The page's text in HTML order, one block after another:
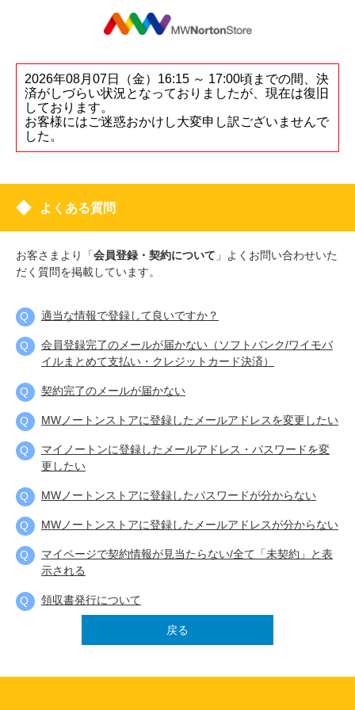
2026年08月07日（金）16:15 ～ 17:00頃までの間、決
済がしづらい状況となっておりましたが、現在は復旧
しております。
お客様にはご迷惑おかけし大変申し訳ございませんで
した。
よくある質問
お客さまより「会員登録・契約について 」よくお問い合わせいた
だく質問を掲載しています。
適当な情報で登録して良いですか？
会員登録完了のメールが届かない（ソフトバンク/ワイモバ
イルまとめて支払い・クレジットカード決済）
契約完了のメールが届かない
MWノートンストアに登録したメールアドレスを変更したい
マイノートンに登録したメールアドレス・パスワードを変
更したい
MWノートンストアに登録したパスワードが分からない
MWノートンストアに登録したメールアドレスが分からない
マイページで契約情報が見当たらない/全て「未契約」と表
示される
領収書発行について
戻る